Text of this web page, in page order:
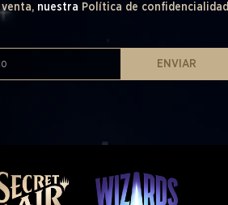
nuestra Política de confidencialidad
ENVIAR